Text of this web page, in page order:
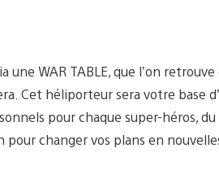
une WAR TABLE, que l’on
Cet héliporteur sera votre base
pour chaque super-héros,
pour changer vos plans en